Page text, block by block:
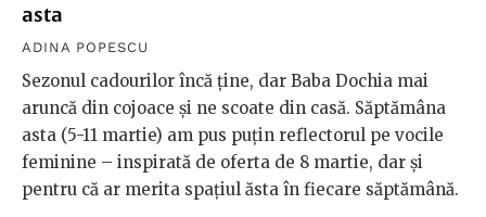
asta
ADINA POPESCU
Sezonul cadourilor încă ține, dar Baba Dochia mai
aruncă din cojoace și ne scoate din casă. Săptămâna
asta (5-11 martie) am pus puțin reflectorul pe vocile
feminine – inspirată de oferta de 8 martie, dar și
pentru că ar merita spațiul ăsta în fiecare săptămână.